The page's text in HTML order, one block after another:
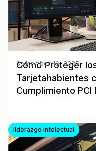
Cómo Proteger
Tarjetahabientes
Cumplimiento PCI
September 16, 2025
liderazgo intelectual